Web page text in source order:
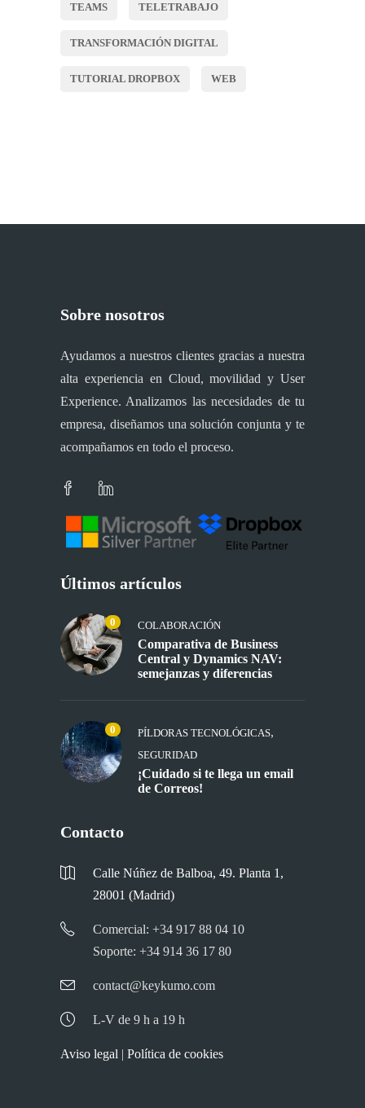
TEAMS TELETRABAJO
TRANSFORMACIÓN DIGITAL
TUTORIAL DROPBOX WEB
Sobre nosotros
Ayudamos a nuestros clientes gracias a nuestra
alta experiencia en Cloud, movilidad y User
Experience. Analizamos las necesidades de tu
empresa, diseñamos una solución conjunta y te
acompañamos en todo el proceso.
Últimos artículos
0 COLABORACIÓN
Comparativa de Business
Central y Dynamics NAV:
semejanzas y diferencias
0 PÍLDORAS TECNOLÓGICAS,
SEGURIDAD
¡Cuidado si te llega un email
de Correos!
Contacto
Calle Núñez de Balboa, 49. Planta 1,
28001 (Madrid)
Comercial: +34 917 88 04 10
Soporte: +34 914 36 17 80
contact@keykumo.com
L-V de 9 h a 19 h
Aviso legal | Política de cookies